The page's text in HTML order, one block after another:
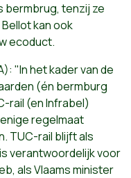
bermbrug, tenzij ze
kan ook
ecoduct.
"In het kader van de
(én bermburg
rail (en Infrabel)
regelmaat
TUC-rail blijft als
verantwoordelijk voor
als Vlaams minister